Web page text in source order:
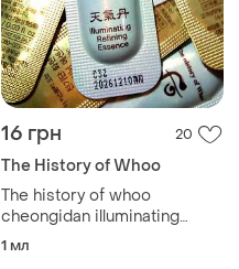
16 грн 20
The History of Whoo
The history of whoo
cheongidan illuminating
refining essence люкс
1 мл